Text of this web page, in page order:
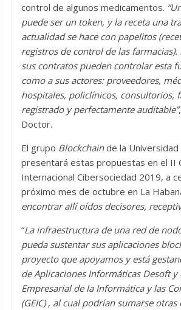
control de algunos medicamentos.
puede ser un token, y la receta una
actualidad se hace con papelitos
registros de control de las farmacias).
sus contratos pueden controlar esta
como a sus actores: proveedores,
hospitales, policlínicos, consultorios,
registrado y perfectamente auditable”
Doctor.
El grupo Blockchainde la Universidad
presentará estas propuestas en el II
Internacional Cibersociedad 2019, a
próximo mes de octubre en La
encontrar allí oídos decisores,
“La infraestructura de una red de
pueda sustentar sus aplicaciones
proyecto que apoyamos y está
de Aplicaciones Informáticas Desoft y
Empresarial de la Informática y las
(GEIC) , al cual podrían sumarse otras